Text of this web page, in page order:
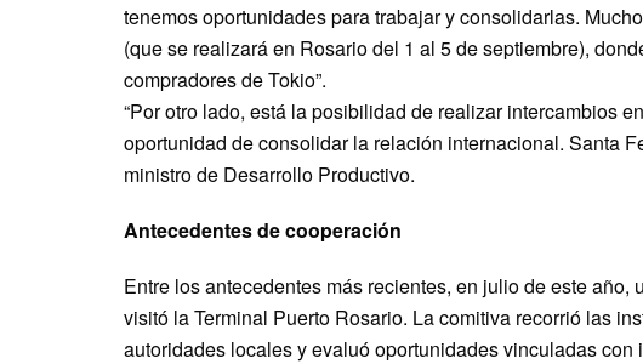
tenemos oportunidades para trabajar y consolidarlas.
(que se realizará en Rosario del 1 al 5 de septiembre),
compradores de Tokio”.
“Por otro lado, está la posibilidad de realizar intercambios
oportunidad de consolidar la relación internacional. Santa
ministro de Desarrollo Productivo.
Antecedentes de cooperación
Entre los antecedentes más recientes, en julio de este
visitó la Terminal Puerto Rosario. La comitiva recorrió las
autoridades locales y evaluó oportunidades vinculadas